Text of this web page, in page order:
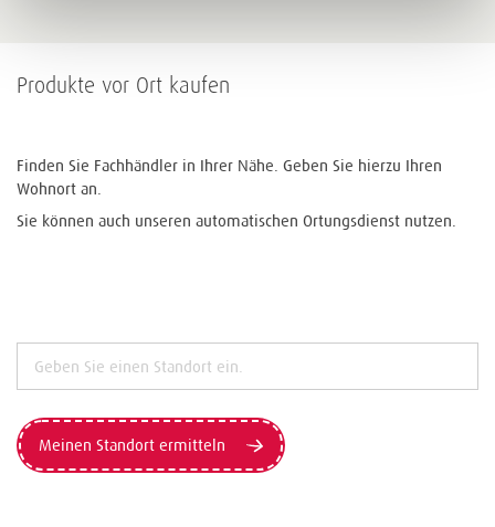
Produkte vor Ort kaufen
Finden Sie Fachhändler in Ihrer Nähe. Geben Sie hierzu Ihren
Wohnort an.
Sie können auch unseren automatischen Ortungsdienst nutzen.
Meinen Standort ermitteln